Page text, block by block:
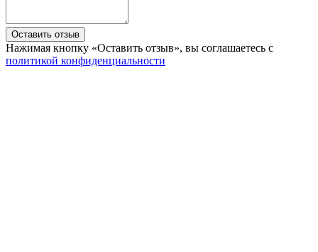
Нажимая кнопку «Оставить отзыв», вы соглашаетесь с
политикой конфиденциальности